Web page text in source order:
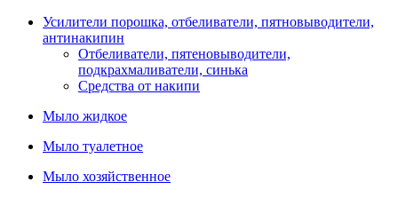
Усилители порошка, отбеливатели, пятновыводители,
антинакипин
Отбеливатели, пятеновыводители,
подкрахмаливатели, синька
Средства от накипи
Мыло жидкое
Мыло туалетное
Мыло хозяйственное